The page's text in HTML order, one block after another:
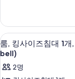
기
기
1
개
(Zephyr)
사
진
즈
침
대
1
(Zephyr)
룸,
킹
사
5
룸, 킹사이즈침대 1
bell)
2명